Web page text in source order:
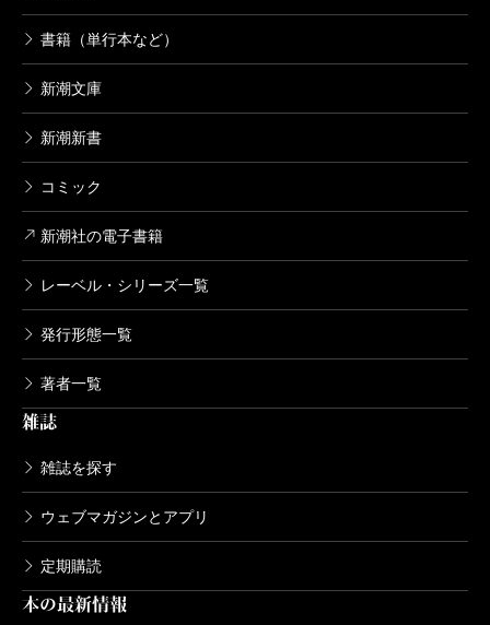
書籍（単行本など）
新潮文庫
新潮新書
コミック
新潮社の電子書籍
レーベル・シリーズ一覧
発行形態一覧
著者一覧
雑誌
雑誌を探す
ウェブマガジンとアプリ
定期購読
本の最新情報